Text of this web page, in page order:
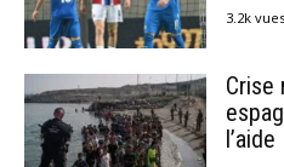
3.2k vues
Crise
l’aide